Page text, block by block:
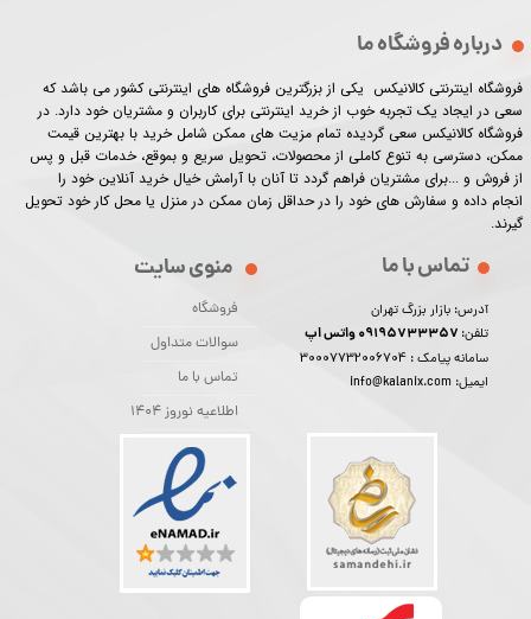
درباره فروشگاه ما
فروشگاه اینترنتی کالانیکس یکی از بزرگترین فروشگاه های اینترنتی کشور می باشد که
سعی در ایجاد یک تجربه خوب از خرید اینترنتی برای کاربران و مشتریان خود دارد. در
فروشگاه کالانیکس سعی گردیده تمام مزیت های ممکن شامل خرید با بهترین قیمت
ممکن، دسترسی به تنوع کاملی از محصولات، تحویل سریع و بموقع، خدمات قبل و پس
از فروش و ...برای مشتریان فراهم گردد تا آنان با آرامش خیال خرید آنلاین خود را
انجام داده و سفارش های خود را در حداقل زمان ممکن در منزل یا محل کار خود تحویل
گیرند.​​​​​​​
منوی سایت
فروشگاه
سوالات متداول
تماس با ما
اطلاعیه نوروز 1404
تماس با ما
آدرس: بازار بزرگ تهران
تلفن:
سامانه پیامک : 30007732006704
ایمیل: info@kalanix.com